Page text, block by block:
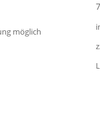
möglich